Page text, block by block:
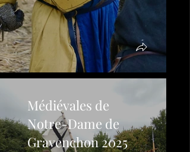
Médiévales de
Notre-Dame de
Gravenchon 2025